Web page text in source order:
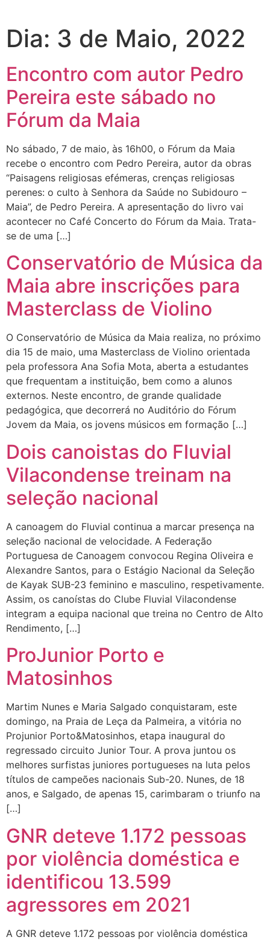
Dia: 3 de Maio, 2022
Encontro com autor Pedro
Pereira este sábado no
Fórum da Maia
No sábado, 7 de maio, às 16h00, o Fórum da Maia
recebe o encontro com Pedro Pereira, autor da obras
“Paisagens religiosas efémeras, crenças religiosas
perenes: o culto à Senhora da Saúde no Subidouro –
Maia”, de Pedro Pereira. A apresentação do livro vai
acontecer no Café Concerto do Fórum da Maia. Trata-
se de uma […]
Conservatório de Música da
Maia abre inscrições para
Masterclass de Violino
O Conservatório de Música da Maia realiza, no próximo
dia 15 de maio, uma Masterclass de Violino orientada
pela professora Ana Sofia Mota, aberta a estudantes
que frequentam a instituição, bem como a alunos
externos. Neste encontro, de grande qualidade
pedagógica, que decorrerá no Auditório do Fórum
Jovem da Maia, os jovens músicos em formação […]
Dois canoistas do Fluvial
Vilacondense treinam na
seleção nacional
A canoagem do Fluvial continua a marcar presença na
seleção nacional de velocidade. A Federação
Portuguesa de Canoagem convocou Regina Oliveira e
Alexandre Santos, para o Estágio Nacional da Seleção
de Kayak SUB-23 feminino e masculino, respetivamente.
Assim, os canoístas do Clube Fluvial Vilacondense
integram a equipa nacional que treina no Centro de Alto
Rendimento, […]
ProJunior Porto e
Matosinhos
Martim Nunes e Maria Salgado conquistaram, este
domingo, na Praia de Leça da Palmeira, a vitória no
Projunior Porto&Matosinhos, etapa inaugural do
regressado circuito Junior Tour. A prova juntou os
melhores surfistas juniores portugueses na luta pelos
títulos de campeões nacionais Sub-20. Nunes, de 18
anos, e Salgado, de apenas 15, carimbaram o triunfo na
[…]
GNR deteve 1.172 pessoas
por violência doméstica e
identificou 13.599
agressores em 2021
A GNR deteve 1.172 pessoas por violência doméstica